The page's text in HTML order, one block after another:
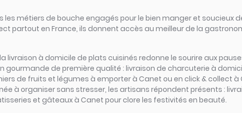
métiers de bouche engagés pour le bien manger et soucieux
partout en France, ils donnent accès au meilleur de la
à domicile de plats cuisinés redonne le sourire aux
gourmande de première qualité : livraison de charcuterie à
de fruits et légumes à emporter à Canet ou en click & collect à
à organiser sans stresser, les artisans répondent présents :
et gâteaux à Canet pour clore les festivités en beauté.